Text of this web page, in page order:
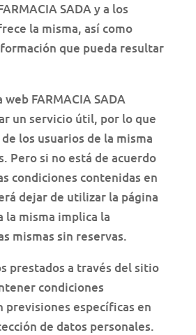
SADA y a los
la misma, así como
que pueda resultar
FARMACIA SADA
un servicio útil, por lo que
los usuarios de la misma
Pero si no está de acuerdo
condiciones contenidas en
dejar de utilizar la página
la misma implica la
mismas sin reservas.
prestados a través del sitio
condiciones
previsiones específicas en
de datos personales.